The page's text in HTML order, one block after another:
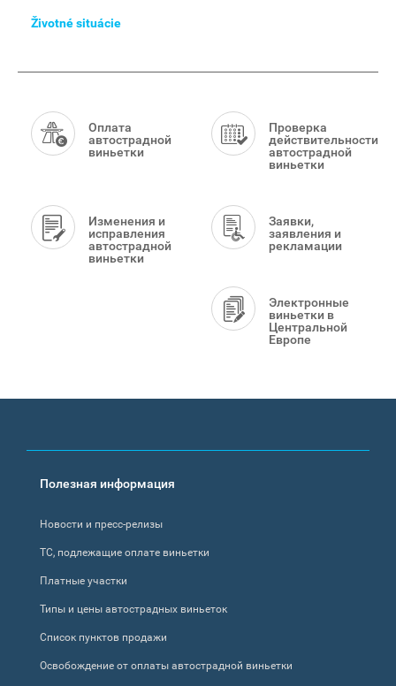
Životné situácie
Menu
Оплата
автострадной
виньетки
Проверка
действительности
автострадной
виньетки
Изменения и
исправления
автострадной
виньетки
Заявки,
заявления и
рекламации
Электронные
виньетки в
Центральной
Европе
Footer
Полезная информация
Новости и пресс-релизы
ТС, подлежащие оплате виньетки
Платные участки
Типы и цены автострадных виньеток
Список пунктов продажи
Освобождение от оплаты автострадной виньетки